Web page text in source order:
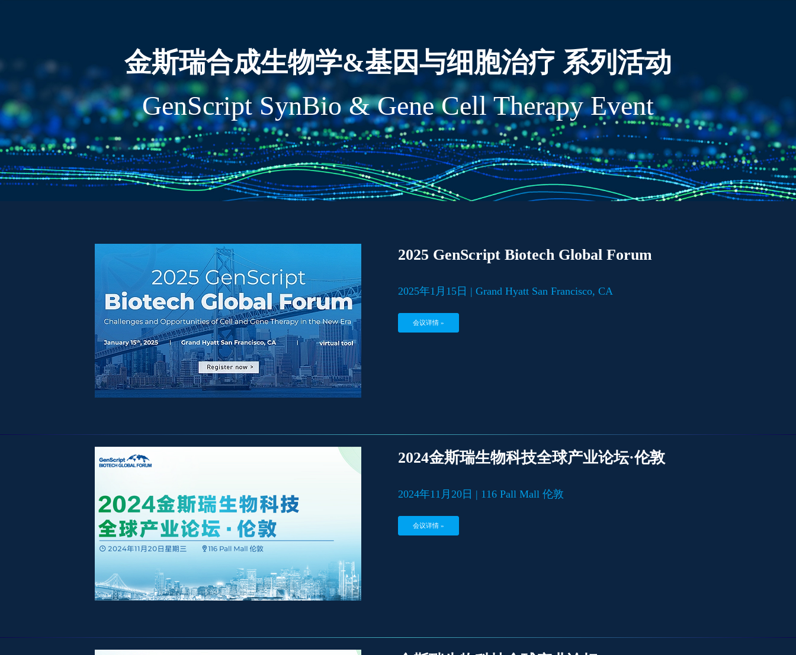
金斯瑞合成生物学&基因与细胞治疗 系列活动
GenScript SynBio & Gene Cell Therapy Event
2025 GenScript Biotech Global Forum
2025年1月15日 | Grand Hyatt San Francisco, CA
会议详情 »
2024金斯瑞生物科技全球产业论坛·伦敦
2024年11月20日 | 116 Pall Mall 伦敦
会议详情 »